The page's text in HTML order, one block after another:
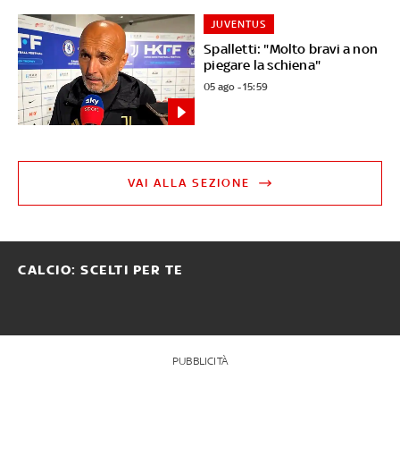
Spalletti: "Molto bravi a non
piegare la schiena"
JUVENTUS
05 ago - 15:59
VAI ALLA SEZIONE
CALCIO: SCELTI PER TE
PUBBLICITÀ